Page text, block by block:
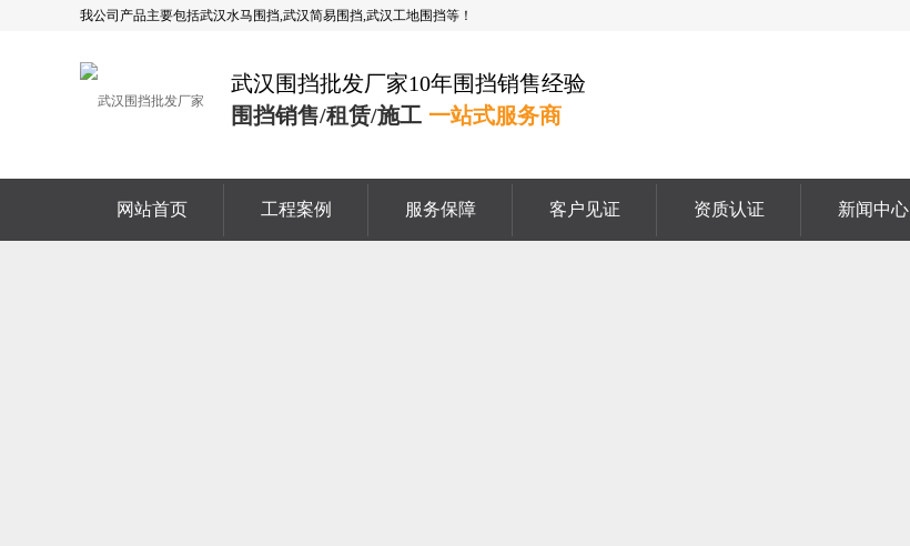
我公司产品主要包括武汉水马围挡,武汉简易围挡,武汉工地围挡等！
武汉围挡批发厂家10年围挡销售经验
围挡销售/租赁/施工 一站式服务商
网站首页 工程案例 服务保障 客户见证 资质认证 新闻中心